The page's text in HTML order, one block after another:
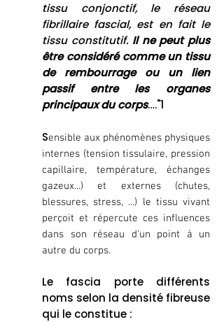
tissu conjonctif, le réseau
fibrillaire fascial, est en fait le
tissu constitutif. Il ne peut plus
être considéré comme un tissu
de rembourrage ou un lien
passif entre les organes
principaux du corps…."1
Sensible aux phénomènes physiques
internes (tension tissulaire, pression
capillaire, température, échanges
gazeux...) et externes (chutes,
blessures, stress, ...) le tissu vivant
perçoit et répercute ces influences
dans son réseau d'un point à un
autre du corps.
Le fascia porte différents
noms selon la densité fibreuse
qui le constitue :